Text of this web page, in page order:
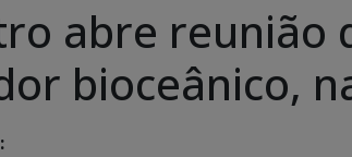
abre reunião
bioceânico,